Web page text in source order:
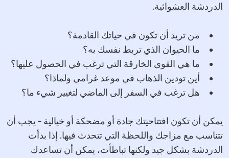
الدردشة العشوائية.
من تريد أن تكون في حياتك القادمة؟
ما الحيوان الذي تربط نفسك به؟
ما هي القوى الخارقة التي ترغب في الحصول عليها؟
أين تودين الذهاب في موعد غرامي ولماذا؟
هل ترغب في السفر إلى الماضي لتغيير شيء ما؟
يمكن أن تكون افتتاحيتك جادة أو مضحكة أو خيالية - يجب أن
تتناسب مع مزاجك واللحظة التي تتحدث فيها. إذا بدأت
الدردشة بشكل جيد ولكنها تباطأت، يمكن أن تساعدك